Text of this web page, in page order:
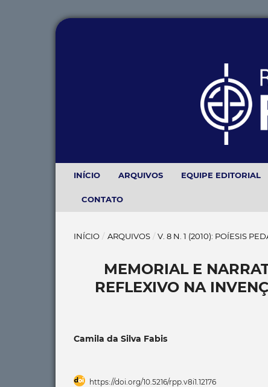
INÍCIO ARQUIVOS EQUIPE EDITORIAL
CONTATO
INÍCIO / ARQUIVOS / V. 8 N. 1 (2010): POÍESIS
MEMORIAL E
REFLEXIVO NA
Camila da Silva Fabis
https://doi.org/10.5216/rpp.v8i1.12176